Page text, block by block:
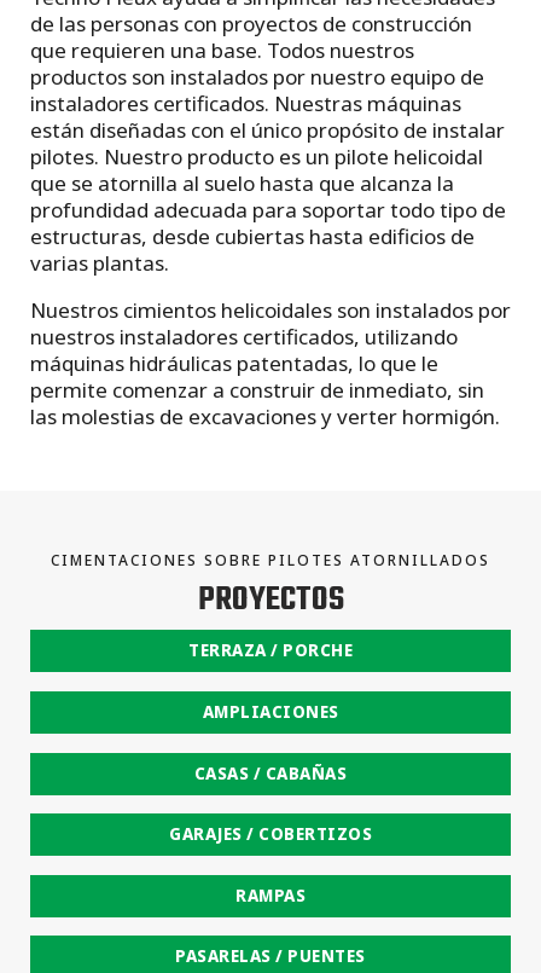
de las personas con proyectos de construcción
que requieren una base. Todos nuestros
productos son instalados por nuestro equipo de
instaladores certificados. Nuestras máquinas
están diseñadas con el único propósito de instalar
pilotes. Nuestro producto es un pilote helicoidal
que se atornilla al suelo hasta que alcanza la
profundidad adecuada para soportar todo tipo de
estructuras, desde cubiertas hasta edificios de
varias plantas.
Nuestros cimientos helicoidales son instalados por
nuestros instaladores certificados, utilizando
máquinas hidráulicas patentadas, lo que le
permite comenzar a construir de inmediato, sin
las molestias de excavaciones y verter hormigón.
CIMENTACIONES SOBRE PILOTES ATORNILLADOS
PROYECTOS
TERRAZA / PORCHE
AMPLIACIONES
CASAS / CABAÑAS
GARAJES / COBERTIZOS
RAMPAS
PASARELAS / PUENTES